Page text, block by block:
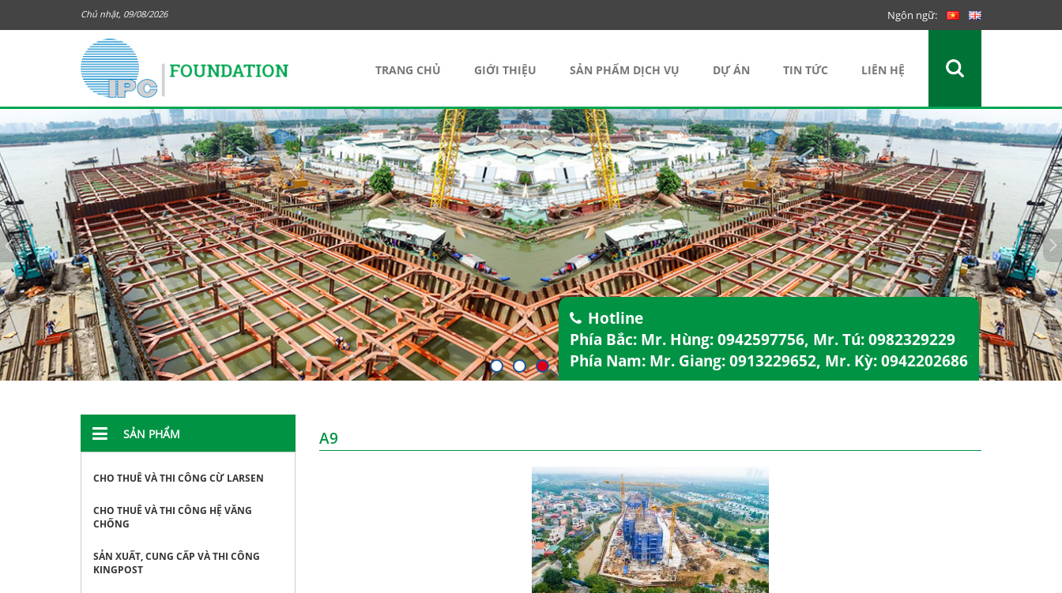
Chủ nhật, 09/08/2026 Ngôn ngữ:
TRANG CHỦ GIỚI THIỆU SẢN PHẨM DỊCH VỤ DỰ ÁN TIN TỨC LIÊN HỆ
Hotline
Phía Bắc: Mr. Hùng:0942597756, Mr. Tú:0982329229
Phía Nam: Mr. Giang:0913229652, Mr. Kỳ:0942202686
A9
SẢN PHẨM
CHO THUÊ VÀ THI CÔNG CỪ LARSEN
CHO THUÊ VÀ THI CÔNG HỆ VĂNG
CHỐNG
SẢN XUẤT, CUNG CẤP VÀ THI CÔNG
KINGPOST